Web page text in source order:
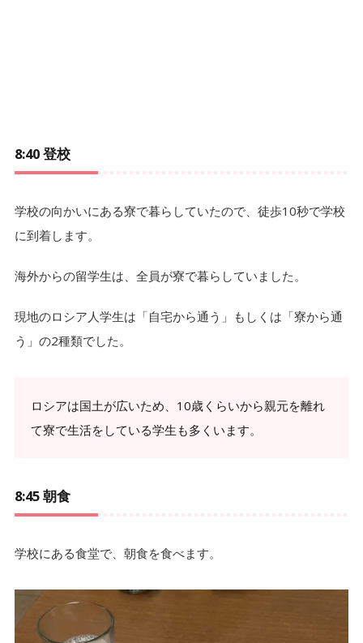
8:40 登校
学校の向かいにある寮で暮らしていたので、徒歩10秒で学校
に到着します。
海外からの留学生は、全員が寮で暮らしていました。
現地のロシア人学生は「自宅から通う」もしくは「寮から通
う」の2種類でした。
ロシアは国土が広いため、10歳くらいから親元を離れ
て寮で生活をしている学生も多くいます。
8:45 朝食
学校にある食堂で、朝食を食べます。